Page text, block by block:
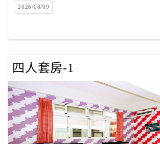
店
廠
合
作
旅
2026/08/09
四人套房-1